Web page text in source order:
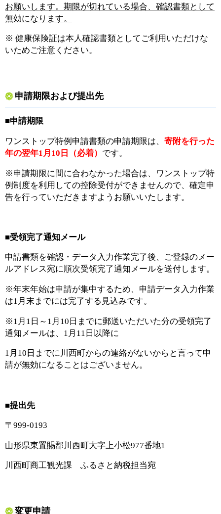
お願いします。期限が切れている場合、確認書類として
無効になります。
※ 健康保険証は本人確認書類としてご利用いただけな
いためご注意ください。
申請期限および提出先
■申請期限
ワンストップ特例申請書類の申請期限は、 寄附を行った
年の翌年1月10日（必着） です。
※申請期限に間に合わなかった場合は、ワンストップ特
例制度を利用しての控除受付ができませんので、確定申
告を行っていただきますようお願いいたします。
■受領完了通知メール
申請書類を確認・データ入力作業完了後、ご登録のメー
ルアドレス宛に順次受領完了通知メールを送付します。
※年末年始は申請が集中するため、申請データ入力作業
は1月末までには完了する見込みです。
※1月1日～1月10日までに郵送いただいた分の受領完了
通知メールは、1月11日以降に
1月10日までに川西町からの連絡がないからと言って申
請が無効になることはございません。
■提出先
〒999-0193
山形県東置賜郡川西町大字上小松977番地1
川西町商工観光課 ふるさと納税担当宛
変更申請